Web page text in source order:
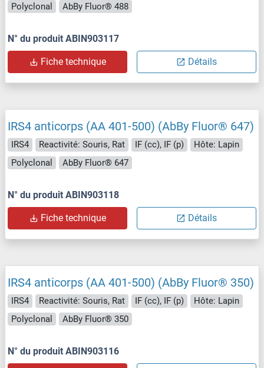
Polyclonal
AbBy Fluor® 488
N° du produit ABIN903117
Fiche technique Détails
IRS4 anticorps (AA 401-500) (AbBy Fluor® 647)
IRS4 Reactivité: Souris, Rat IF (cc), IF (p)
Hôte: Lapin
Polyclonal
AbBy Fluor® 647
N° du produit ABIN903118
Fiche technique Détails
IRS4 anticorps (AA 401-500) (AbBy Fluor® 350)
IRS4 Reactivité: Souris, Rat IF (cc), IF (p)
Hôte: Lapin
Polyclonal
AbBy Fluor® 350
N° du produit ABIN903116